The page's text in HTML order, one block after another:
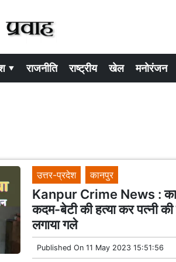
▾ राजनीति राष्ट्रीय खेल मनोरंजन
उत्तर-प्रदेश कानपुर
Kanpur Crime News :
कदम-बेटी की हत्या कर पत्नी
लगाया गले
Published On 11 May 2023 15:51:56